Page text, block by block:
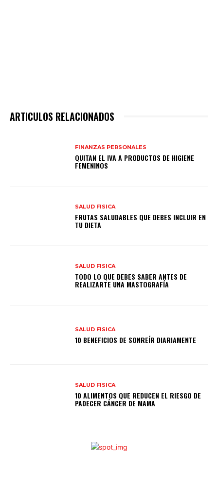
ARTICULOS RELACIONADOS
FINANZAS PERSONALES
QUITAN EL IVA A PRODUCTOS DE HIGIENE
FEMENINOS
SALUD FISICA
FRUTAS SALUDABLES QUE DEBES INCLUIR EN
TU DIETA
SALUD FISICA
TODO LO QUE DEBES SABER ANTES DE
REALIZARTE UNA MASTOGRAFÍA
SALUD FISICA
10 BENEFICIOS DE SONREÍR DIARIAMENTE
SALUD FISICA
10 ALIMENTOS QUE REDUCEN EL RIESGO DE
PADECER CÁNCER DE MAMA